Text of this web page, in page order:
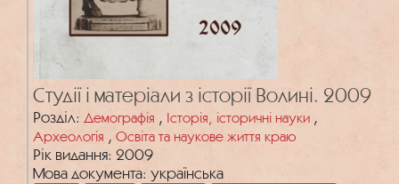
Студії і матеріали з історії Волині. 2009
Розділ: Демографія , Історія, історичні науки ,
Археологія , Освіта та наукове життя краю
Рік видання: 2009
Мова документа: українська